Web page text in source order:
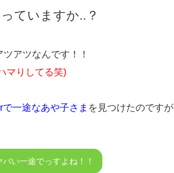
ていますか..？
アツなんです！！
マりしてる笑)
で一途なあや子さま を見つけたのですが
い一途でっすよね！！